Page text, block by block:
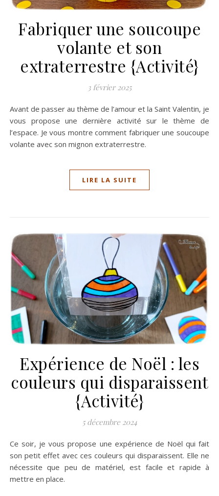
Fabriquer une soucoupe
volante et son
extraterrestre {Activité}
3 février 2025
Avant de passer au thème de l’amour et la Saint Valentin, je
vous propose une dernière activité sur le thème de
l’espace. Je vous montre comment fabriquer une soucoupe
volante avec son mignon extraterrestre.
LIRE LA SUITE
Expérience de Noël : les
couleurs qui disparaissent
{Activité}
5 décembre 2024
Ce soir, je vous propose une expérience de Noël qui fait
son petit effet avec ces couleurs qui disparaissent. Elle ne
nécessite que peu de matériel, est facile et rapide à
mettre en place.